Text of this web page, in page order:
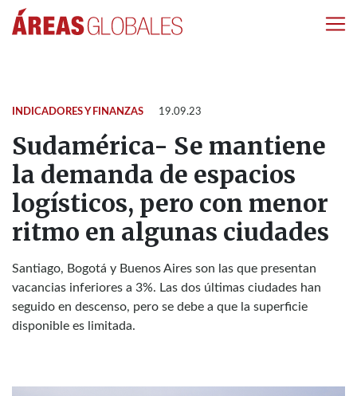
INDICADORES Y FINANZAS 19.09.23
Sudamérica- Se mantiene
la demanda de espacios
logísticos, pero con menor
ritmo en algunas ciudades
Santiago, Bogotá y Buenos Aires son las que presentan
vacancias inferiores a 3%. Las dos últimas ciudades han
seguido en descenso, pero se debe a que la superficie
disponible es limitada.